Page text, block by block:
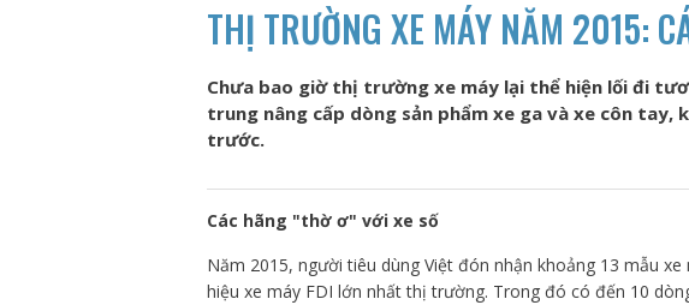
THỊ TRƯỜNG XE MÁY NĂM 2015:
Chưa bao giờ thị trường xe máy lại thể hiện lối đi
trung nâng cấp dòng sản phẩm xe ga và xe côn tay,
trước.
Các hãng "thờ ơ" với xe số
Năm 2015, người tiêu dùng Việt đón nhận khoảng 13 mẫu
hiệu xe máy FDI lớn nhất thị trường. Trong đó có đến 10